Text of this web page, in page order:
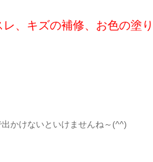
、キズの補修、お色の塗り
かけないといけませんね～(^^)